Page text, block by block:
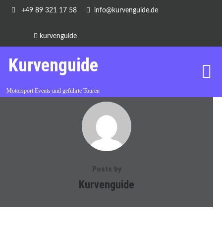
+49 89 321 17 58 info@kurvenguide.de
kurvenguide
Kurvenguide
Motorsport Events und geführte Touren
Posts by
Kurvenguide